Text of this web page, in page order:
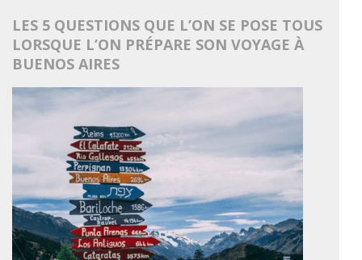
LES 5 QUESTIONS QUE L’ON SE POSE TOUS
LORSQUE L’ON PRÉPARE SON VOYAGE À
BUENOS AIRES